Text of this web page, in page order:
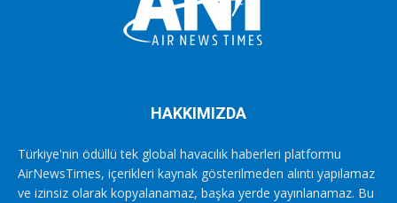
HAKKIMIZDA
Türkiye'nin ödüllü tek global havacılık haberleri platformu
AirNewsTimes, içerikleri kaynak gösterilmeden alıntı yapılamaz
ve izinsiz olarak kopyalanamaz, başka yerde yayınlanamaz. Bu